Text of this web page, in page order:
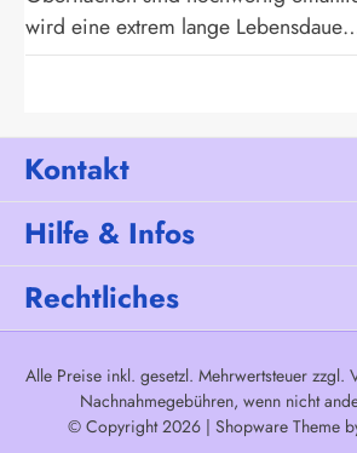
wird eine extrem lange
Kontakt
Hilfe & Infos
Rechtliches
Alle Preise inkl. gesetzl. Mehrwertsteuer zzgl.
Nachnahmegebühren, wenn nicht
© Copyright 2026 | Shopware Theme